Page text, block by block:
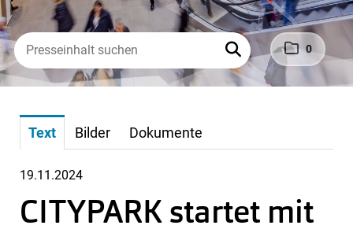
0
Text Bilder Dokumente
19.11.2024
CITYPARK startet mit